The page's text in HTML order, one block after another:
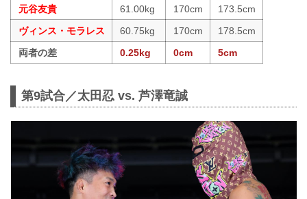
元谷友貴
61.00kg 170cm
173.5cm
ヴィンス・モラレス
60.75kg 170cm
178.5cm
両者の差
0.25kg 0cm 5cm
第9試合／太田忍 vs. 芦澤竜誠